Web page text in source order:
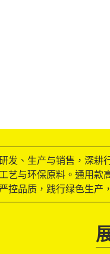
发、生产与销售，深
艺与环保原料。通用
控品质，践行绿色生